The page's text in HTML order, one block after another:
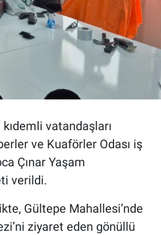
vatandaşları
ve Kuaförler Odası iş
Çınar Yaşam
verildi.
Gültepe Mahallesi’nde
ziyaret eden gönüllü